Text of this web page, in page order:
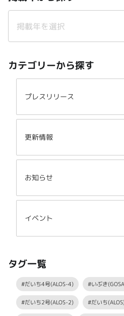
カテゴリーから探す
プレスリリース
更新情報
お知らせ
イベント
タグ一覧
#だいち4号(ALOS-4) #いぶき
#だいち2号(ALOS-2) #だいち